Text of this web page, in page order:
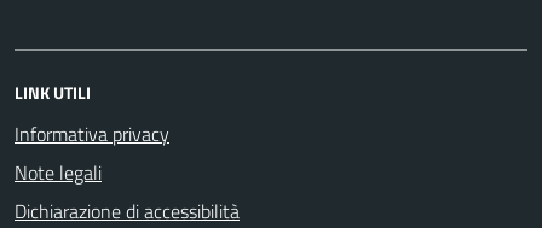
LINK UTILI
Informativa privacy
Note legali
Dichiarazione di accessibilità